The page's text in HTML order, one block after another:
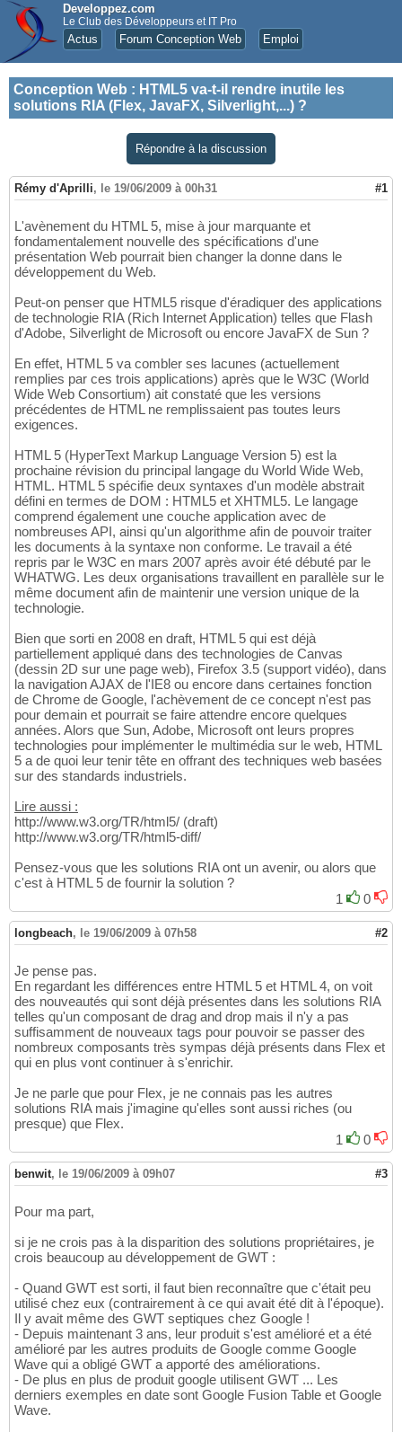
Developpez.com
Le Club des Développeurs et IT Pro
Actus Forum Conception Web Emploi
Conception Web : HTML5 va-t-il rendre inutile les
solutions RIA (Flex, JavaFX, Silverlight,...) ?
Répondre à la discussion
Rémy d'Aprilli, le 19/06/2009 à 00h31 #1
L'avènement du HTML 5, mise à jour marquante et
fondamentalement nouvelle des spécifications d'une
présentation Web pourrait bien changer la donne dans le
développement du Web.
Peut-on penser que HTML5 risque d'éradiquer des applications
de technologie RIA (Rich Internet Application) telles que Flash
d'Adobe, Silverlight de Microsoft ou encore JavaFX de Sun ?
En effet, HTML 5 va combler ses lacunes (actuellement
remplies par ces trois applications) après que le W3C (World
Wide Web Consortium) ait constaté que les versions
précédentes de HTML ne remplissaient pas toutes leurs
exigences.
HTML 5 (HyperText Markup Language Version 5) est la
prochaine révision du principal langage du World Wide Web,
HTML. HTML 5 spécifie deux syntaxes d'un modèle abstrait
défini en termes de DOM : HTML5 et XHTML5. Le langage
comprend également une couche application avec de
nombreuses API, ainsi qu'un algorithme afin de pouvoir traiter
les documents à la syntaxe non conforme. Le travail a été
repris par le W3C en mars 2007 après avoir été débuté par le
WHATWG. Les deux organisations travaillent en parallèle sur le
même document afin de maintenir une version unique de la
technologie.
Bien que sorti en 2008 en draft, HTML 5 qui est déjà
partiellement appliqué dans des technologies de Canvas
(dessin 2D sur une page web), Firefox 3.5 (support vidéo), dans
la navigation AJAX de l'IE8 ou encore dans certaines fonction
de Chrome de Google, l'achèvement de ce concept n'est pas
pour demain et pourrait se faire attendre encore quelques
années. Alors que Sun, Adobe, Microsoft ont leurs propres
technologies pour implémenter le multimédia sur le web, HTML
5 a de quoi leur tenir tête en offrant des techniques web basées
sur des standards industriels.
Lire aussi :
http://www.w3.org/TR/html5/ (draft)
http://www.w3.org/TR/html5-diff/
Pensez-vous que les solutions RIA ont un avenir, ou alors que
c'est à HTML 5 de fournir la solution ?
1
0
longbeach, le 19/06/2009 à 07h58 #2
Je pense pas.
En regardant les différences entre HTML 5 et HTML 4, on voit
des nouveautés qui sont déjà présentes dans les solutions RIA
telles qu'un composant de drag and drop mais il n'y a pas
suffisamment de nouveaux tags pour pouvoir se passer des
nombreux composants très sympas déjà présents dans Flex et
qui en plus vont continuer à s'enrichir.
Je ne parle que pour Flex, je ne connais pas les autres
solutions RIA mais j'imagine qu'elles sont aussi riches (ou
presque) que Flex.
1
0
benwit, le 19/06/2009 à 09h07 #3
Pour ma part,
si je ne crois pas à la disparition des solutions propriétaires, je
crois beaucoup au développement de GWT :
- Quand GWT est sorti, il faut bien reconnaître que c'était peu
utilisé chez eux (contrairement à ce qui avait été dit à l'époque).
Il y avait même des GWT septiques chez Google !
- Depuis maintenant 3 ans, leur produit s'est amélioré et a été
amélioré par les autres produits de Google comme Google
Wave qui a obligé GWT a apporté des améliorations.
- De plus en plus de produit google utilisent GWT ... Les
derniers exemples en date sont Google Fusion Table et Google
Wave.